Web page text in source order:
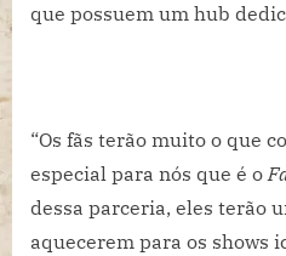
que possuem um hub
“Os fãs terão muito o que
especial para nós que é o
dessa parceria, eles terão
aquecerem para os shows